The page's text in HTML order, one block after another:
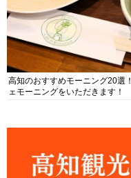
高知のおすすめモーニング20選
ェモーニングをいただきます！